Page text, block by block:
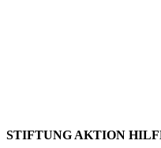
STIFTUNG AKTION